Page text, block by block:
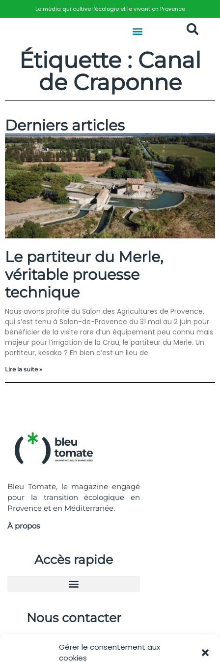
Gérer le consentement aux
cookies
Le média qui cultive l’écologie et le vivant en Provence
Étiquette : Canal
de Craponne
Derniers articles
Le partiteur du Merle,
véritable prouesse
technique
Nous avons profité du Salon des Agricultures de Provence,
qui s’est tenu à Salon-de-Provence du 31 mai au 2 juin pour
bénéficier de la visite rare d’un équipement peu connu mais
majeur pour l’irrigation de la Crau, le partiteur du Merle. Un
partiteur, kesako ? Eh bien c’est un lieu de
Lire la suite »
Bleu Tomate, le magazine engagé
pour la transition écologique en
Provence et en Méditerranée.
À propos
Accès rapide
Nous contacter
contactBT@bleu-tomate.fr